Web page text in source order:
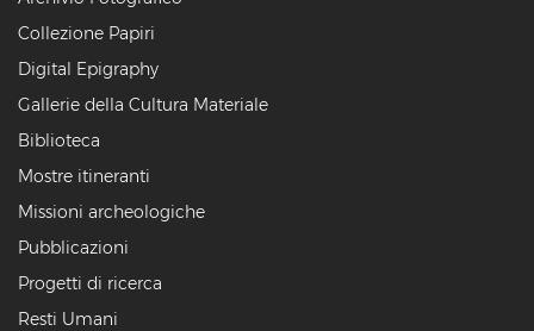
Collezione Papiri
Digital Epigraphy
Gallerie della Cultura Materiale
Biblioteca
Mostre itineranti
Missioni archeologiche
Pubblicazioni
Progetti di ricerca
Resti Umani